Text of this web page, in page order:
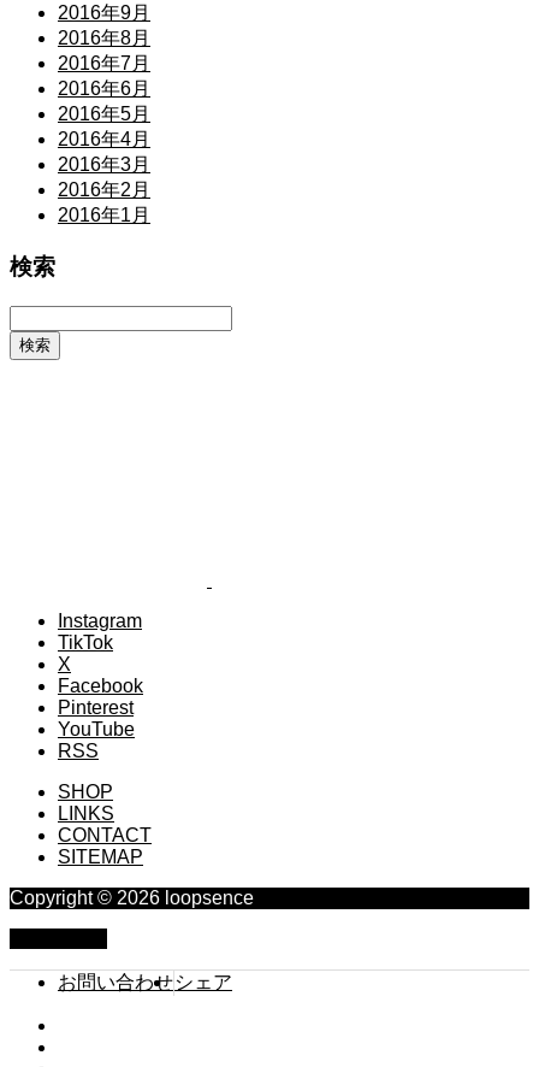
2016年9月
2016年8月
2016年7月
2016年6月
2016年5月
2016年4月
2016年3月
2016年2月
2016年1月
検索
Instagram
TikTok
X
Facebook
Pinterest
YouTube
RSS
SHOP
LINKS
CONTACT
SITEMAP
Copyright © 2026 loopsence
お問い合わせシェア